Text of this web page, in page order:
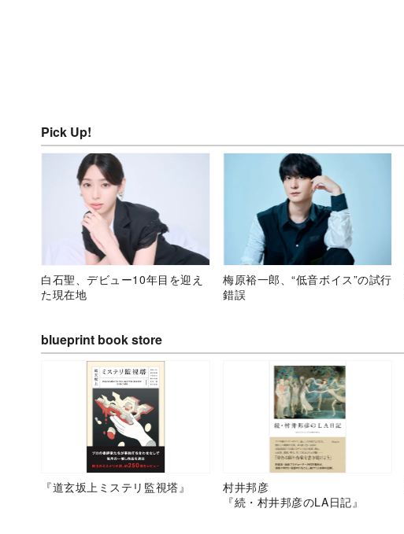
Pick Up!
白石聖、デビュー10年目を迎え
た現在地
梅原裕一郎、“低音ボイス”の試行
錯誤
blueprint book store
『道玄坂上ミステリ監視塔』
村井邦彦
『続・村井邦彦のLA日記』